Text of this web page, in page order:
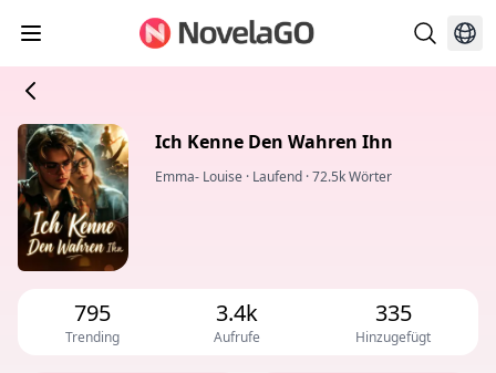
Ich Kenne Den Wahren Ihn
Emma- Louise · Laufend ·72.5k Wörter
795
Trending
3.4k
Aufrufe
335
Hinzugefügt